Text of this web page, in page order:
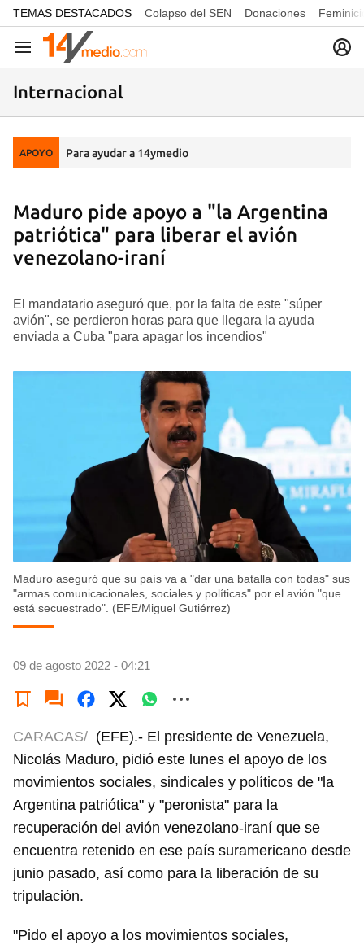
common.go-to-content
TEMAS DESTACADOS Colapso del SEN Donaciones
Navegación
Internacional
APOYO Para ayudar a 14ymedio
Maduro pide apoyo a "la Argentina
patriótica" para liberar el avión
venezolano-iraní
El mandatario aseguró que, por la falta de este "súper
avión", se perdieron horas para que llegara la ayuda
enviada a Cuba "para apagar los incendios"
Maduro aseguró que su país va a "dar una batalla con todas" sus
"armas comunicacionales, sociales y políticas" por el avión "que
está secuestrado". (EFE/Miguel Gutiérrez)
09 de agosto 2022 - 04:21
CARACAS/ (EFE).- El presidente de Venezuela,
Nicolás Maduro, pidió este lunes el apoyo de los
movimientos sociales, sindicales y políticos de "la
Argentina patriótica" y "peronista" para la
recuperación del avión venezolano-iraní que se
encuentra retenido en ese país suramericano desde
junio pasado, así como para la liberación de su
tripulación.
"Pido el apoyo a los movimientos sociales,